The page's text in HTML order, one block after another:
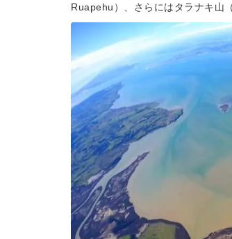
Ruapehu）、さらにはタラナキ山